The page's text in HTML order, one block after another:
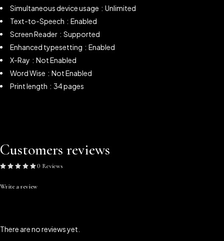
Simultaneous device usage ‏ : ‎ Unlimited
Text-to-Speech ‏ : ‎ Enabled
Screen Reader ‏ : ‎ Supported
Enhanced typesetting ‏ : ‎ Enabled
X-Ray ‏ : ‎ Not Enabled
Word Wise ‏ : ‎ Not Enabled
Print length ‏ : ‎ 34 pages
Customers reviews
0 Reviews
Write a review
There are no reviews yet.